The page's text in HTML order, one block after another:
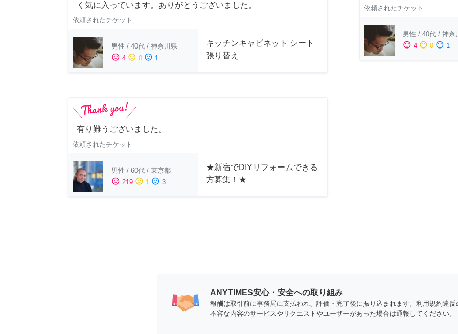
く気に入っています。ありがとうございました。
依頼されたチケット
男性 / 40代 / 神奈川県
sentiment_satisfied 4 sentiment_neutral 0 sentiment_dissatisfied 1
キッチンキャビネット シート
張り替え
依頼されたチケット
男性 / 40代 / 神奈
sentiment_satisfied 4 sentiment_neutral 0 sentiment_dissatisfied 1
有り難うございました。
依頼されたチケット
男性 / 60代 / 東京都
sentiment_satisfied 219 sentiment_neutral 1 sentiment_dissatisfied 3
★新宿でDIYリフォームできる
方募集！★
ANYTIMES安心・安全への取り組み
報酬は取引前に事務局に支払われ、評価・完了後に振り込まれます。利用規約違反
不審な内容のサービスやリクエストやユーザーがあった場合は通報してください。